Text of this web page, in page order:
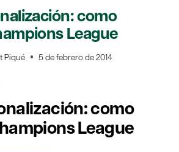
como
League
Piqué 5 de febrero de 2014
como
League